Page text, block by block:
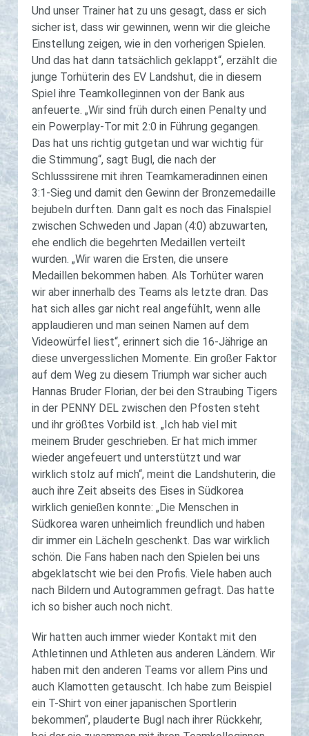
Und unser Trainer hat zu uns gesagt, dass er sich
sicher ist, dass wir gewinnen, wenn wir die gleiche
Einstellung zeigen, wie in den vorherigen Spielen.
Und das hat dann tatsächlich geklappt“, erzählt die
junge Torhüterin des EV Landshut, die in diesem
Spiel ihre Teamkolleginnen von der Bank aus
anfeuerte. „Wir sind früh durch einen Penalty und
ein Powerplay-Tor mit 2:0 in Führung gegangen.
Das hat uns richtig gutgetan und war wichtig für
die Stimmung“, sagt Bugl, die nach der
Schlusssirene mit ihren Teamkameradinnen einen
3:1-Sieg und damit den Gewinn der Bronzemedaille
bejubeln durften. Dann galt es noch das Finalspiel
zwischen Schweden und Japan (4:0) abzuwarten,
ehe endlich die begehrten Medaillen verteilt
wurden. „Wir waren die Ersten, die unsere
Medaillen bekommen haben. Als Torhüter waren
wir aber innerhalb des Teams als letzte dran. Das
hat sich alles gar nicht real angefühlt, wenn alle
applaudieren und man seinen Namen auf dem
Videowürfel liest“, erinnert sich die 16-Jährige an
diese unvergesslichen Momente. Ein großer Faktor
auf dem Weg zu diesem Triumph war sicher auch
Hannas Bruder Florian, der bei den Straubing Tigers
in der PENNY DEL zwischen den Pfosten steht
und ihr größtes Vorbild ist. „Ich hab viel mit
meinem Bruder geschrieben. Er hat mich immer
wieder angefeuert und unterstützt und war
wirklich stolz auf mich“, meint die Landshuterin, die
auch ihre Zeit abseits des Eises in Südkorea
wirklich genießen konnte: „Die Menschen in
Südkorea waren unheimlich freundlich und haben
dir immer ein Lächeln geschenkt. Das war wirklich
schön. Die Fans haben nach den Spielen bei uns
abgeklatscht wie bei den Profis. Viele haben auch
nach Bildern und Autogrammen gefragt. Das hatte
ich so bisher auch noch nicht.
Wir hatten auch immer wieder Kontakt mit den
Athletinnen und Athleten aus anderen Ländern. Wir
haben mit den anderen Teams vor allem Pins und
auch Klamotten getauscht. Ich habe zum Beispiel
ein T-Shirt von einer japanischen Sportlerin
bekommen“, plauderte Bugl nach ihrer Rückkehr,